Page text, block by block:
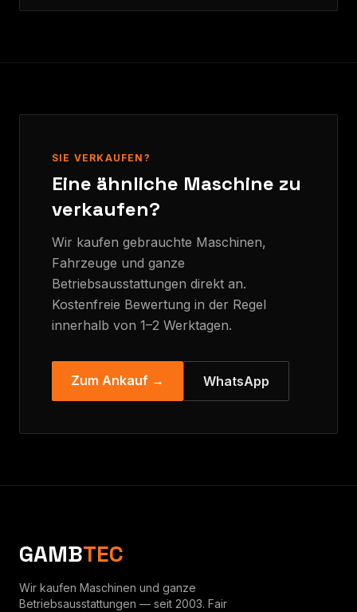
SIE VERKAUFEN?
Eine ähnliche Maschine zu
verkaufen?
Wir kaufen gebrauchte Maschinen,
Fahrzeuge und ganze
Betriebsausstattungen direkt an.
Kostenfreie Bewertung in der Regel
innerhalb von 1–2 Werktagen.
Zum Ankauf → WhatsApp
GAMBTEC
Wir kaufen Maschinen und ganze
Betriebsausstattungen — seit 2003. Fair